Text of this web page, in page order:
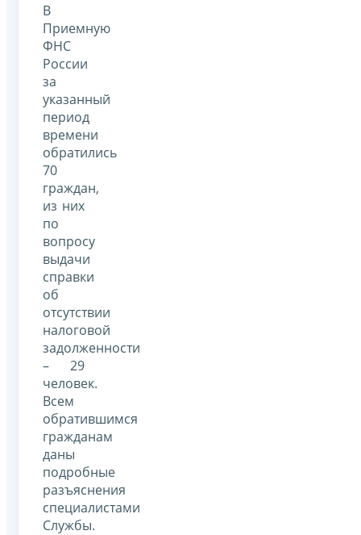
В
Приемную
ФНС
России
за
указанный
период
времени
обратились
70
граждан,
из них
по
вопросу
выдачи
справки
об
отсутствии
налоговой
задолженности
– 29
человек.
Всем
обратившимся
гражданам
даны
подробные
разъяснения
специалистами
Службы.